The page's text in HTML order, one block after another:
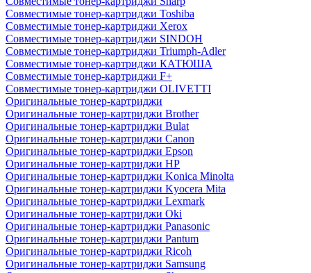
Совместимые тонер-картриджи Toshiba
Совместимые тонер-картриджи Xerox
Совместимые тонер-картриджи SINDOH
Совместимые тонер-картриджи Triumph-Adler
Совместимые тонер-картриджи КАТЮША
Совместимые тонер-картриджи F+
Совместимые тонер-картриджи OLIVETTI
Оригинальные тонер-картриджи
Оригинальные тонер-картриджи Brother
Оригинальные тонер-картриджи Bulat
Оригинальные тонер-картриджи Canon
Оригинальные тонер-картриджи Epson
Оригинальные тонер-картриджи HP
Оригинальные тонер-картриджи Konica Minolta
Оригинальные тонер-картриджи Kyocera Mita
Оригинальные тонер-картриджи Lexmark
Оригинальные тонер-картриджи Oki
Оригинальные тонер-картриджи Panasonic
Оригинальные тонер-картриджи Pantum
Оригинальные тонер-картриджи Ricoh
Оригинальные тонер-картриджи Samsung